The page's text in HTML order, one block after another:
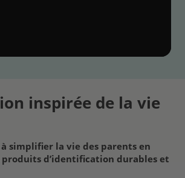
inspirée de la vie
simplifier la vie des parents en
d’identification durables et